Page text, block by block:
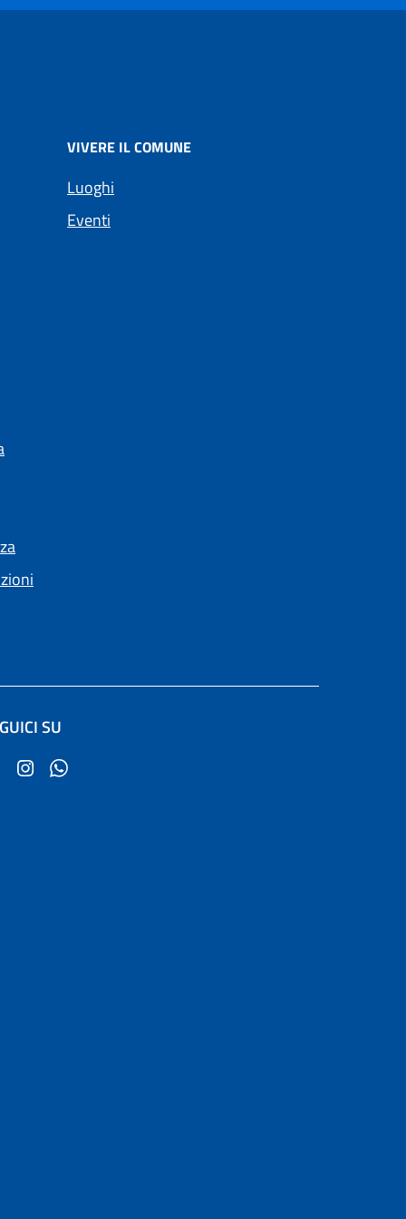
VIVERE IL COMUNE
Luoghi
Eventi
(apre in un'altra scheda).
SU